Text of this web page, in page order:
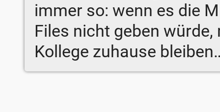
immer so: wenn es die
Files nicht geben
Kollege zuhause